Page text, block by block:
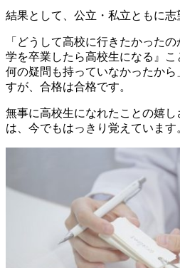
結果として、公立・私立ともに志
「どうして高校に行きたかった
学を卒業したら高校生になる』こ
何の疑問も持っていなかったか
すが、合格は合格です。
無事に高校生になれたことの嬉し
は、今でもはっきり覚えています